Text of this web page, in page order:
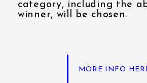
category, including the
winner, will be chosen.
MORE INFO